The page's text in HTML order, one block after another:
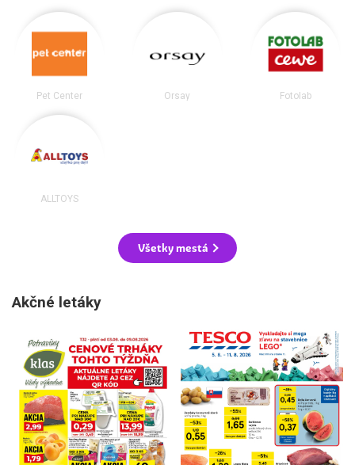
Pet Center Orsay Fotolab
ALLTOYS
Všetky mestá
Akčné letáky